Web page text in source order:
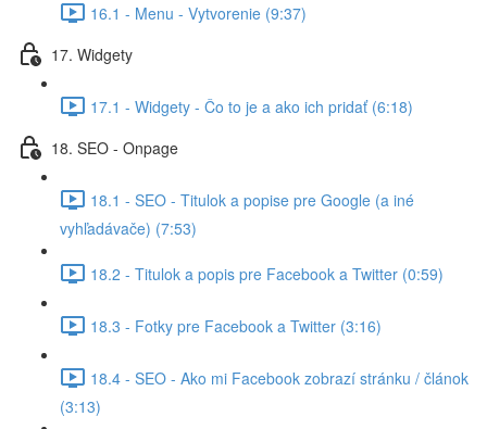
16.1 - Menu - Vytvorenie (9:37)
17. Widgety
17.1 - Widgety - Čo to je a ako ich pridať (6:18)
18. SEO - Onpage
18.1 - SEO - Titulok a popise pre Google (a iné
vyhľadávače) (7:53)
18.2 - Titulok a popis pre Facebook a Twitter (0:59)
18.3 - Fotky pre Facebook a Twitter (3:16)
18.4 - SEO - Ako mi Facebook zobrazí stránku / článok
(3:13)